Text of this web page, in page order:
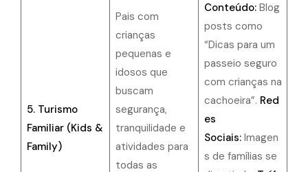
5. Turismo
Familiar (Kids &
Family)
Pais com
crianças
pequenas e
idosos que
buscam
segurança,
tranquilidade e
atividades para
todas as
Conteúdo:Blog
posts como
“Dicas para um
passeio seguro
com crianças na
cachoeira”. Red
es
Sociais:Imagen
s de famílias se